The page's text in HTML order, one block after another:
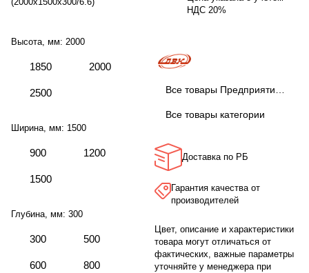
Высота, мм: 2000
1850 2000
2500
Ширина, мм: 1500
900 1200
1500
Глубина, мм: 300
300 500
600 800
НДС 20%
Все товары Предприятие ДВК
Все товары категории
Доставка по РБ
Гарантия качества от
производителей
Цвет, описание и характеристики
товара могут отличаться от
фактических, важные параметры
уточняйте у менеджера при